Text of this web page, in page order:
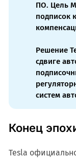
ПО. Цель
подписок
Решение
сдвиге
систем
Конец
Tesla